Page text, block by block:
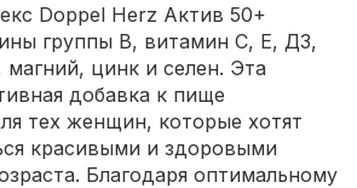
Doppel Herz Актив 50+
группы В, витамин С, Е, Д3,
магний, цинк и селен. Эта
добавка к пище
тех женщин, которые хотят
красивыми и здоровыми
Благодаря оптимальному